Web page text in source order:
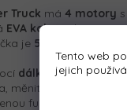
Tento web
jejich
Truck má 4 motory
EVA kolaa plastová
je 50 kg
dálkového
měnit směr jízdy nebo
funkcí